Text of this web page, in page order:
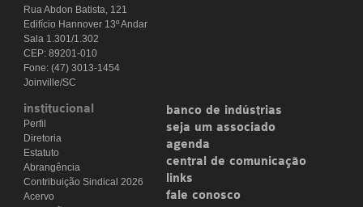
Rua Abdon Batista, 121
Edifício Hannover 13º Andar
Sala 1.301/1.302
CEP: 89201-010
Fone: (47) 3013-1454
Joinville/SC
institucional
Perfil
Diretoria
Estatuto
Abrangência
Contribuição Sindical 2026
Acervo
banco de indústrias
seja um associado
agenda
central de comunicação
links
fale conosco